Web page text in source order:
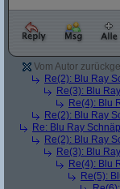
Vom Autor
Re(2): Blu Ray
Re(3): Blu
Re(4): Blu
Re(2): Blu Ray
Re: Blu Ray
Re(2): Blu Ray
Re(3): Blu
Re(4): Blu
Re(5):